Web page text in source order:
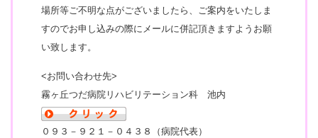
場所等ご不明な点がございましたら、ご案内をいたしま
すのでお申し込みの際にメールに併記頂きますようお願
い致します。
<お問い合わせ先>
霧ヶ丘つだ病院リハビリテーション科 池内
０９３－９２１－０４３８（病院代表）